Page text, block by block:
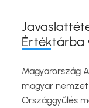
Értéktárba
Magyarország
magyar
Országgyűlés